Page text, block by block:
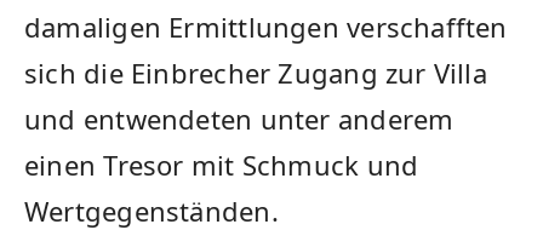
damaligen Ermittlungen verschafften
sich die Einbrecher Zugang zur Villa
und entwendeten unter anderem
einen Tresor mit Schmuck und
Wertgegenständen.